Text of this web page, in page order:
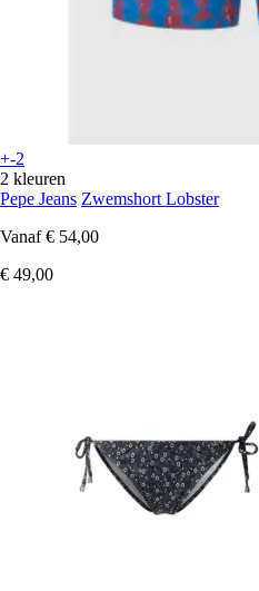
+-2
2 kleuren
Pepe Jeans Zwemshort Lobster
Vanaf € 54,00
€ 49,00